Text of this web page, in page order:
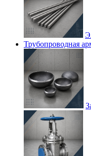
Трубопроводная